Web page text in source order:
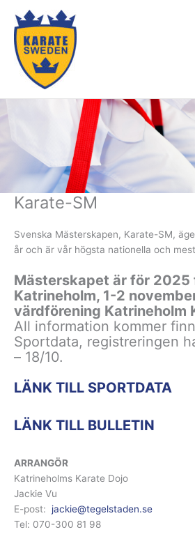
innehåll
Karate-SM
Svenska Mästerskapen, Karate-SM,
år och är vår högsta nationella och
Mästerskapet är för
Katrineholm, 1-2
värdförening Katrineholm
All information kommer
Sportdata, registreringen
– 18/10.
LÄNK TILL SPORTDATA
LÄNK TILL BULLETIN
ARRANGÖR
Katrineholms Karate Dojo
Jackie Vu
E-post: jackie@tegelstaden.se
Tel: 070-300 81 98